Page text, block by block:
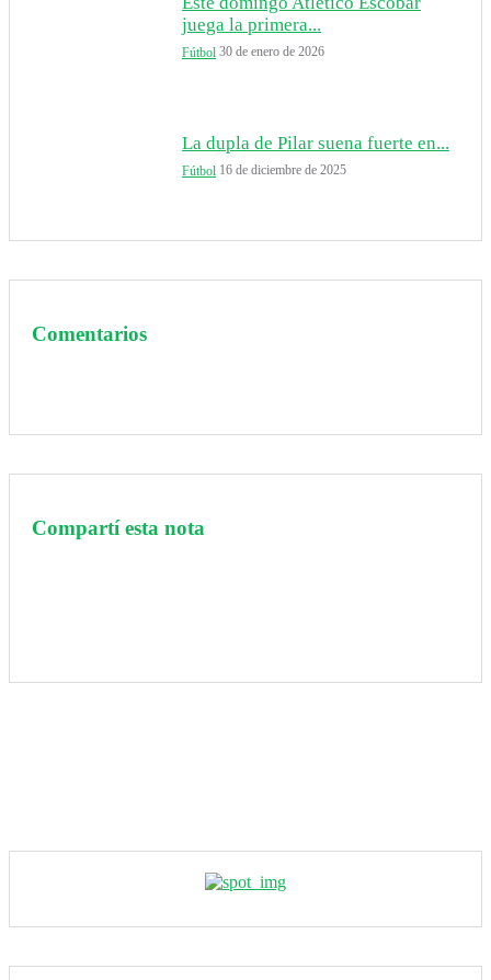
juega la primera...
Fútbol 30 de enero de 2026
La dupla de Pilar suena fuerte en...
Fútbol 16 de diciembre de 2025
Comentarios
Compartí esta nota